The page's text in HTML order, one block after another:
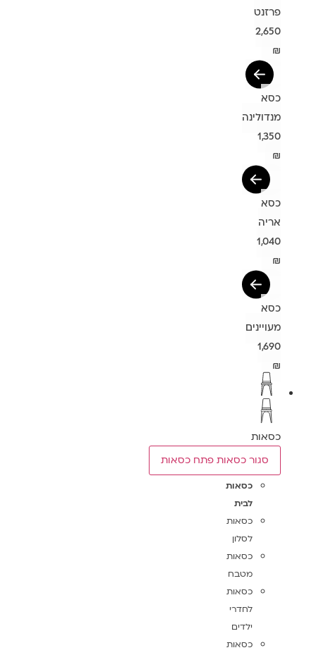
פרזנט
2,650
₪
כסא
מנדולינה
1,350
₪
כסא
אריה
1,040
₪
כסא
מעויינים
1,690
₪
כסאות
סגור כסאות פתח כסאות
כסאות
לבית
כסאות
לסלון
כסאות
מטבח
כסאות
לחדרי
ילדים
כסאות